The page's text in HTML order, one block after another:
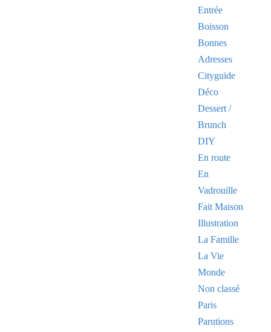
Entrée
Boisson
Bonnes
Adresses
Cityguide
Déco
Dessert /
Brunch
DIY
En route
En
Vadrouille
Fait Maison
Illustration
La Famille
La Vie
Monde
Non classé
Paris
Parutions